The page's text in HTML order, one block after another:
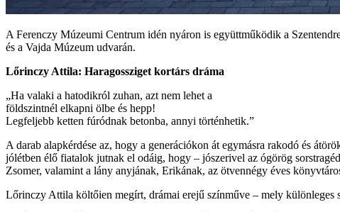
A Ferenczy Múzeumi Centrum idén nyáron is együttműködik a
és a Vajda Múzeum udvarán.
Lőrinczy Attila: Haragossziget kortárs dráma
„Ha valaki a hatodikról zuhan, azt nem lehet a
földszintnél elkapni ölbe és hepp!
Legfeljebb ketten fúródnak betonba, annyi történhetik.”
A darab alapkérdése az, hogy a generációkon át egymásra rakodó és
jólétben élő fiatalok jutnak el odáig, hogy – jószerivel az ógörög
Zsomer, valamint a lány anyjának, Erikának, az ötvennégy éves
Lőrinczy Attila költőien megírt, drámai erejű színműve – mely